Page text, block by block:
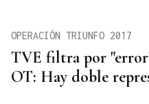
TVE filtra por
OT: Hay doble
OPERACIÓN TRIUNFO 2017